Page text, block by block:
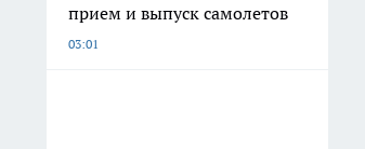
прием и выпуск самолетов
03:01